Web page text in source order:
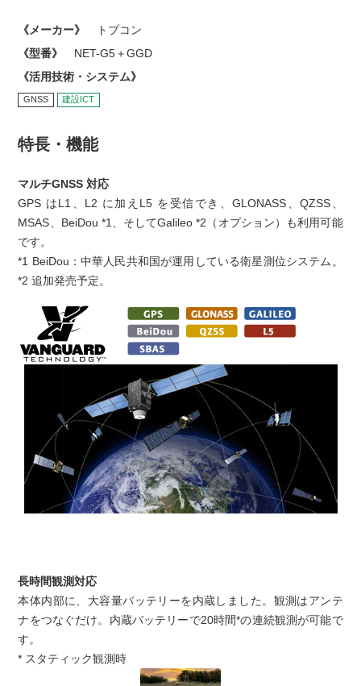
《メーカー》
トプコン
《型番》
NET-G5＋GGD
《活用技術・システム》
GNSS 建設ICT
特長・機能
マルチGNSS 対応
GPS はL1、L2 に加えL5 を受信でき、GLONASS、QZSS、
MSAS、BeiDou *1、そしてGalileo *2（オプション）も利用可能
です。
*1 BeiDou：中華人民共和国が運用している衛星測位システム。
*2 追加発売予定。
長時間観測対応
本体内部に、大容量バッテリーを内蔵しました。観測はアンテ
ナをつなぐだけ。内蔵バッテリーで20時間*の連続観測が可能で
す。
* スタティック観測時